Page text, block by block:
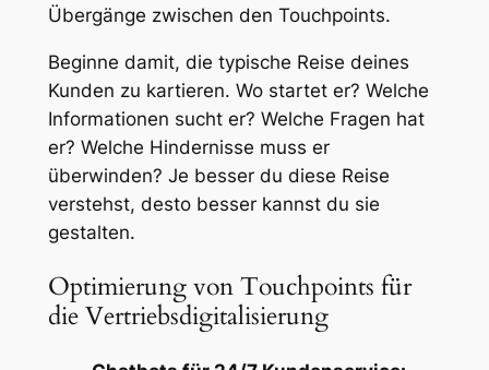
Übergänge zwischen den Touchpoints.
Beginne damit, die typische Reise deines
Kunden zu kartieren. Wo startet er? Welche
Informationen sucht er? Welche Fragen hat
er? Welche Hindernisse muss er
überwinden? Je besser du diese Reise
verstehst, desto besser kannst du sie
gestalten.
Optimierung von Touchpoints für
die Vertriebsdigitalisierung